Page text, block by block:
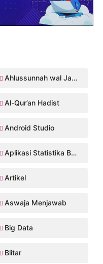
Ahlussunnah wal Jama'ah
Al-Qur’an Hadist
Android Studio
Aplikasi Statistika Bayesian
Artikel
Aswaja Menjawab
Big Data
Blitar